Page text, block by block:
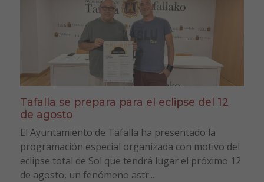
Tafalla se prepara para el eclipse del 12
de agosto
El Ayuntamiento de Tafalla ha presentado la
programación especial organizada con motivo del
eclipse total de Sol que tendrá lugar el próximo 12
de agosto, un fenómeno astr...